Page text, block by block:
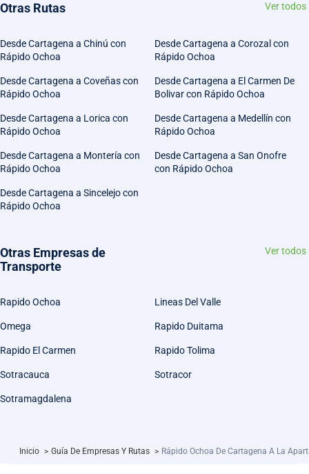
Otras Rutas Ver todos
Desde Cartagena a Chinú con
Rápido Ochoa
Desde Cartagena a Corozal con
Rápido Ochoa
Desde Cartagena a Coveñas con
Rápido Ochoa
Desde Cartagena a El Carmen De
Bolivar con Rápido Ochoa
Desde Cartagena a Lorica con
Rápido Ochoa
Desde Cartagena a Medellín con
Rápido Ochoa
Desde Cartagena a Montería con
Rápido Ochoa
Desde Cartagena a San Onofre
con Rápido Ochoa
Desde Cartagena a Sincelejo con
Rápido Ochoa
Otras Empresas de
Transporte
Ver todos
Rapido Ochoa Lineas Del Valle
Omega Rapido Duitama
Rapido El Carmen Rapido Tolima
Sotracauca Sotracor
Sotramagdalena
Inicio > Guía De Empresas Y Rutas > Rápido Ochoa De Cartagena A La